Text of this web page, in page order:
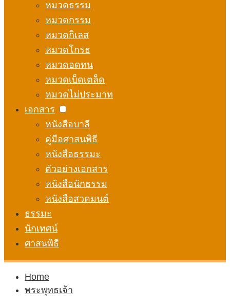
หมวดธรรม
หมวดกรรม
หมวดกิเลส
หมวดโกรธ
หมวดอดทน
หมวดเบ็ดเตล็ด
หมวดไม่ประมาท
เอกสาร
หนังสือบาลี
คู่มือศาสนพิธี
หนังสือธรรมะ
ตัวอย่างเอกสาร
หนังสือนักธรรม
หนังสือสวดมนต์
ธรรมะ
นักเทศน์
ศาสนพิธี
Home
พระพุทธเจ้า